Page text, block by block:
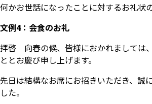
何かお世話になったことに対するお礼状
文例4：会食のお礼
拝啓 向春の候、皆様におかれましては
ととお慶び申し上げます。
先日は結構なお席にお招きいただき、誠
した。